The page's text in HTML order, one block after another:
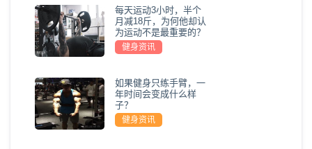
每天运动3小时，半个
月减18斤，为何他却认
为运动不是最重要的？
健身资讯
如果健身只练手臂，一
年时间会变成什么样
子？
健身资讯